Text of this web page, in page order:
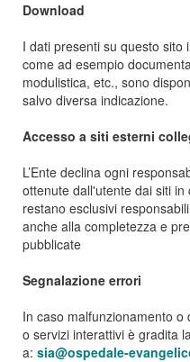
Download
I dati presenti su questo sito
come ad esempio
modulistica, etc., sono
salvo diversa indicazione.
Accesso a siti esterni
L’Ente declina ogni
ottenute dall'utente dai siti
restano esclusivi
anche alla completezza e
pubblicate
Segnalazione errori
In caso malfunzionamento
o servizi interattivi è gradita
a: sia@ospedale-